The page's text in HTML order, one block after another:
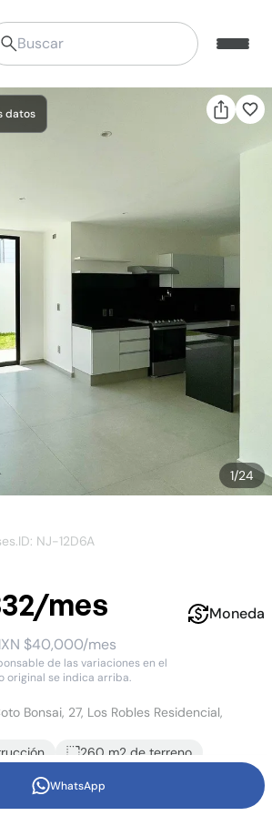
1/24
datos
.ID: NJ-12D6A
mes
$40,000/mes
de las variaciones en el
original se indica arriba.
Moneda
Bonsai, 27, Los Robles Residencial,
260 m2 de terreno
baños
WhatsApp